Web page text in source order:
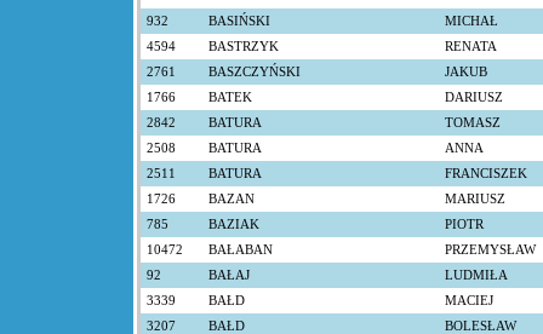
932
BASIŃSKI
MICHAŁ
4594
BASTRZYK
RENATA
2761
BASZCZYŃSKI
JAKUB
1766
BATEK
DARIUSZ
2842
BATURA
TOMASZ
2508
BATURA
ANNA
2511
BATURA
FRANCISZEK
1726
BAZAN
MARIUSZ
785
BAZIAK
PIOTR
10472
BAŁABAN
PRZEMYSŁAW
92
BAŁAJ
LUDMIŁA
3339
BAŁD
MACIEJ
3207
BAŁD
BOLESŁAW